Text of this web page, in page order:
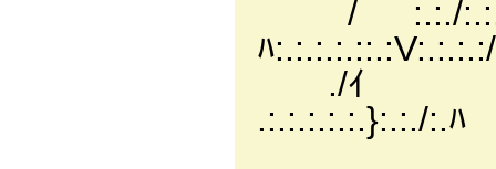
/ :.:./
ﾊ
./ｲ
.:.:.:.:.:.}:.:./:.ﾊ